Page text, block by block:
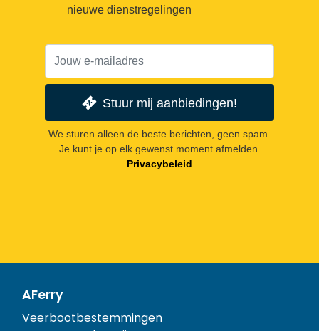
nieuwe dienstregelingen
Stuur mij aanbiedingen!
We sturen alleen de beste berichten, geen spam.
Je kunt je op elk gewenst moment afmelden.
Privacybeleid
AFerry
Veerbootbestemmingen